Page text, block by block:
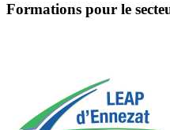
Formations pour le